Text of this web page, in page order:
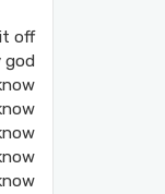
off
god